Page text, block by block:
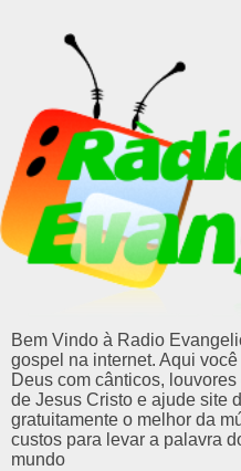
Bem Vindo à Radio
gospel na internet. Aqui
Deus com cânticos,
de Jesus Cristo e ajude site
gratuitamente o melhor da
custos para levar a palavra
mundo